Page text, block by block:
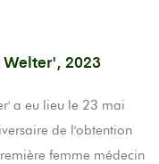
Welter', 2023
a eu lieu le 23 mai
de l'obtention
femme médecin